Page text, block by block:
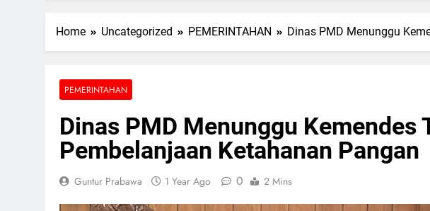
Home Uncategorized PEMERINTAHAN Dinas PMD Menunggu
PEMERINTAHAN
Dinas PMD Menunggu Kemendes
Pembelanjaan Ketahanan Pangan
Guntur Prabawa 1 Year Ago 0 2 Mins